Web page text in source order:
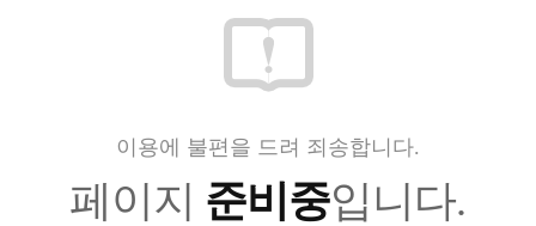
이용에 불편을 드려 죄송합니다.
페이지 준비중입니다.